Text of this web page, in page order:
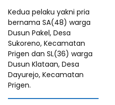
Kedua pelaku yakni pria
bernama SA(48) warga
Dusun Pakel, Desa
Sukoreno, Kecamatan
Prigen dan SL(36) warga
Dusun Klataan, Desa
Dayurejo, Kecamatan
Prigen.